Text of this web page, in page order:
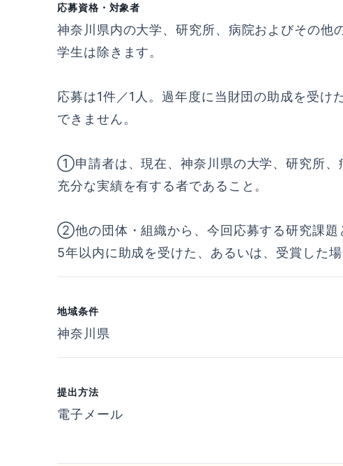
応募資格・対象者
神奈川県内の大学、研究所、病院およびその他
学生は除きます。
応募は1件／1人。過年度に当財団の助成を受け
できません。
①申請者は、現在、神奈川県の大学、研究所、
充分な実績を有する者であること。
②他の団体・組織から、今回応募する研究課題
5年以内に助成を受けた、あるいは、受賞した場
地域条件
神奈川県
提出方法
電子メール